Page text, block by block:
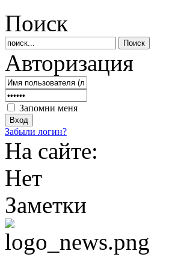
Поиск
Авторизация
Запомни меня
Забыли логин?
На сайте:
Нет
Заметки